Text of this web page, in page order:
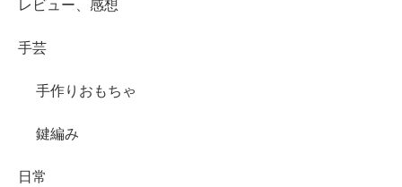
レビュー、感想
手芸
手作りおもちゃ
鍵編み
日常